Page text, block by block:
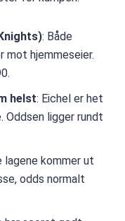
: Både
mot hjemmeseier.
helst: Eichel er het
ligger rundt
lagene kommer ut
odds normalt